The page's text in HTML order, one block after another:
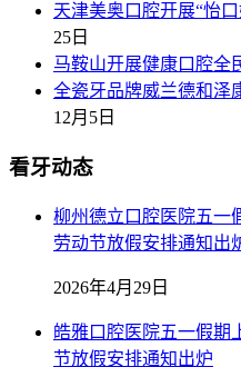
天津美奥口腔开展“怡
25日
马鞍山开展健康口腔全
全瓷牙品牌威兰德和泽
12月5日
看牙动态
柳州德立口腔医院五一
劳动节放假安排通知出
2026年4月29日
皓雅口腔医院五一假期
节放假安排通知出炉